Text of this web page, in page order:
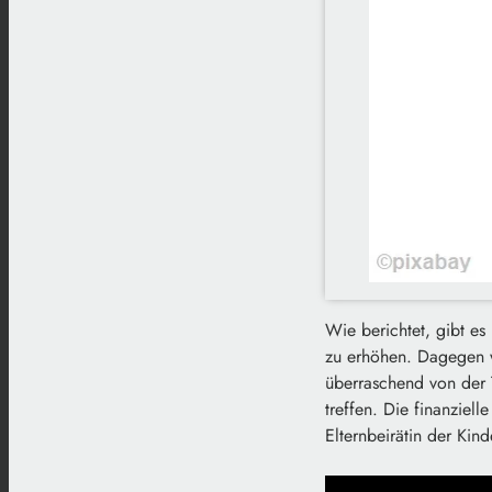
Wie berichtet, gibt es
zu erhöhen. Dagegen
überraschend von
treffen. Die
Elternbeirätin der